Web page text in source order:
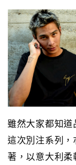
雖然大家都知
這次別注系列
著，以意大利